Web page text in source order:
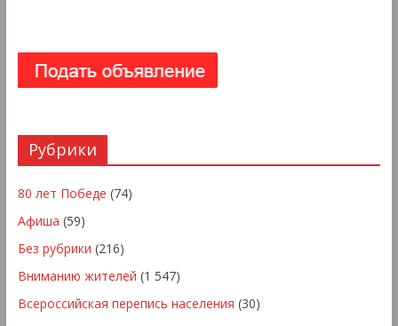
Рубрики
80 лет Победе (74)
Афиша (59)
Без рубрики (216)
Вниманию жителей (1 547)
Всероссийская перепись населения (30)